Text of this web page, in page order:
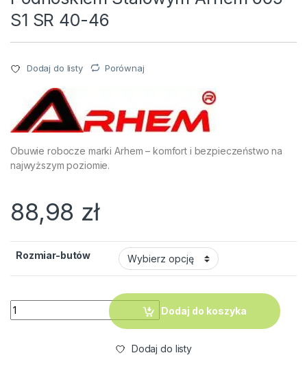
S1 SR 40-46
Dodaj do listy Porównaj
Obuwie robocze marki Arhem – komfort i bezpieczeństwo na
najwyższym poziomie.
88,98 zł
Rozmiar-butów
ilość Buty Robocze Półbuty Ochronne Męskie Sportowe
Dodaj do koszyka
Dodaj do listy